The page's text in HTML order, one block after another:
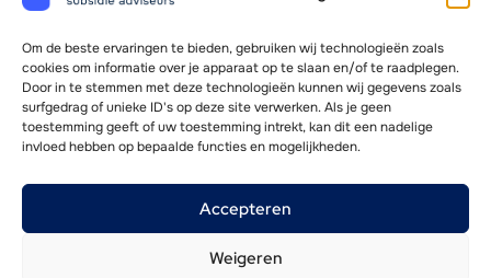
Om de beste ervaringen te bieden, gebruiken wij technologieën zoals
cookies om informatie over je apparaat op te slaan en/of te raadplegen.
Door in te stemmen met deze technologieën kunnen wij gegevens zoals
surfgedrag of unieke ID's op deze site verwerken. Als je geen
toestemming geeft of uw toestemming intrekt, kan dit een nadelige
invloed hebben op bepaalde functies en mogelijkheden.
Accepteren
Weigeren
Energie & Verduurzaming
Investering & Financiering
Zorg
Vind je weg
Adviseurs
Nieuwsoverzicht
Contact